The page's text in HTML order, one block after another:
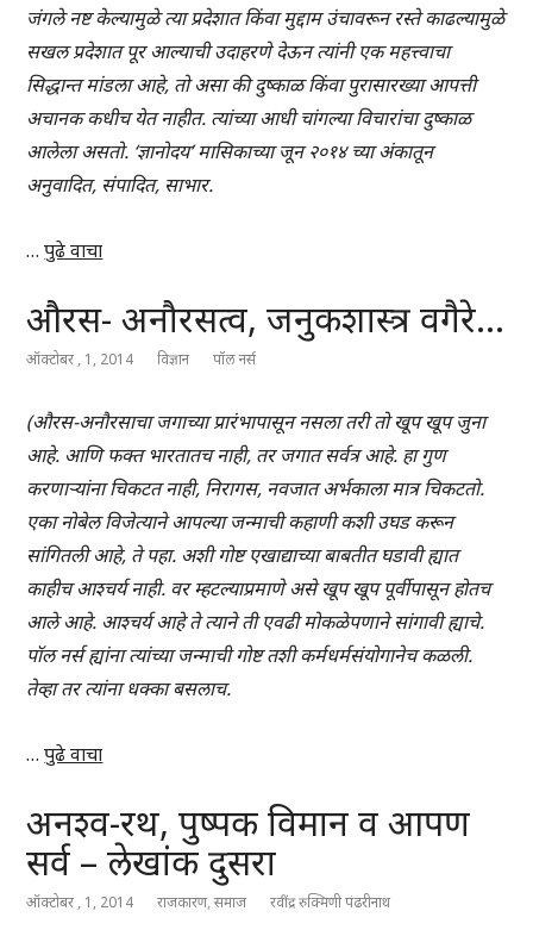
जंगले नष्ट केल्यामुळे त्या प्रदेशात किंवा मुद्दाम उंचावरून रस्ते काढल्यामुळे
सखल प्रदेशात पूर आल्याची उदाहरणे देऊन त्यांनी एक महत्त्वाचा
सिद्धान्त मांडला आहे, तो असा की दुष्काळ किंवा पुरासारख्या आपत्ती
अचानक कधीच येत नाहीत. त्यांच्या आधी चांगल्या विचारांचा दुष्काळ
आलेला असतो. ‘ज्ञानोदय’ मासिकाच्या जून २०१४ च्या अंकातून
अनुवादित, संपादित, साभार.
…पुढे वाचा
औरस- अनौरसत्व, जनुकशास्त्र वगैरे…
ऑक्टोबर , 1, 2014 विज्ञान पॉल नर्स
(औरस-अनौरसाचा जगाच्या प्रारंभापासून नसला तरी तो खूप खूप जुना
आहे. आणि फक्त भारतातच नाही, तर जगात सर्वत्र आहे. हा गुण
करणाऱ्यांना चिकटत नाही, निरागस, नवजात अर्भकाला मात्र चिकटतो.
एका नोबेल विजेत्याने आपल्या जन्माची कहाणी कशी उघड करून
सांगितली आहे, ते पहा. अशी गोष्ट एखाद्याच्या बाबतीत घडावी ह्यात
काहीच आश्चर्य नाही. वर म्हटल्याप्रमाणे असे खूप खूप पूर्वीपासून होतच
आले आहे. आश्चर्य आहे ते त्याने ती एवढी मोकळेपणाने सांगावी ह्याचे.
पॉल नर्स ह्यांना त्यांच्या जन्माची गोष्ट तशी कर्मधर्मसंयोगानेच कळली.
तेव्हा तर त्यांना धक्का बसलाच.
…पुढे वाचा
अनश्व-रथ, पुष्पक विमान व आपण
सर्व – लेखांक दुसरा
ऑक्टोबर , 1, 2014 राजकारण,समाज रवींद्र रुक्मिणी पंढरीनाथ